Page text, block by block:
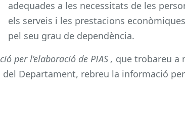
adequades a les necessitats de les
els serveis i les prestacions
pel seu grau de dependència.
per l’elaboració de PIAS , que trobareu a
Departament, rebreu la informació